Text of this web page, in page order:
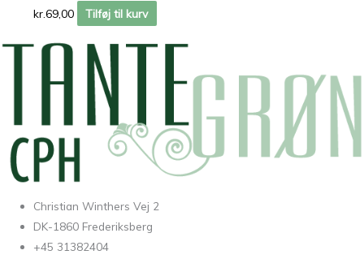
kr.69,00 Tilføj til kurv
Christian Winthers Vej 2
DK-1860 Frederiksberg
+45 31382404